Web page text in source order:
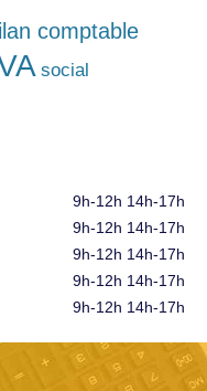
comptable
social
9h-12h 14h-17h
9h-12h 14h-17h
9h-12h 14h-17h
9h-12h 14h-17h
9h-12h 14h-17h